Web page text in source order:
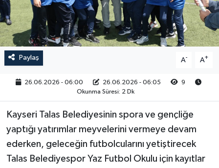
Paylaş A- A+
26.06.2026 - 06:00 26.06.2026 - 06:05
9
Okunma Süresi: 2 Dk
Kayseri Talas Belediyesinin spora ve gençliğe
yaptığı yatırımlar meyvelerini vermeye devam
ederken, geleceğin futbolcularını yetiştirecek
Talas Belediyespor Yaz Futbol Okulu için kayıtlar
RESMİ İLAN